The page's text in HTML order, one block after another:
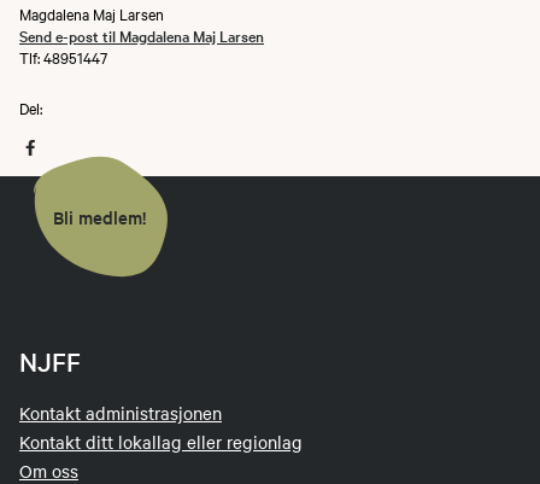
Magdalena Maj Larsen
Send e-post til Magdalena Maj Larsen
Tlf: 48951447
Del:
Bli medlem!
NJFF
Kontakt administrasjonen
Kontakt ditt lokallag eller regionlag
Om oss